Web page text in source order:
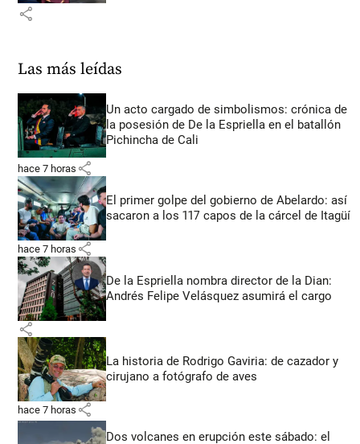
share
Las más leídas
Un acto cargado de simbolismos: crónica de
la posesión de De la Espriella en el batallón
Pichincha de Cali
hace 7 horas share
El primer golpe del gobierno de Abelardo: así
sacaron a los 117 capos de la cárcel de Itagüí
hace 7 horas share
De la Espriella nombra director de la Dian:
Andrés Felipe Velásquez asumirá el cargo
share
La historia de Rodrigo Gaviria: de cazador y
cirujano a fotógrafo de aves
hace 7 horas share
Dos volcanes en erupción este sábado: el